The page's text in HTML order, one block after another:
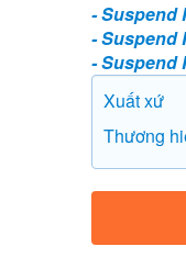
- Suspend
- Suspend
- Suspend
Xuất xứ
Thương